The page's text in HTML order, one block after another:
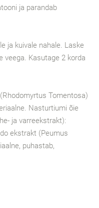
ja parandab
ja kuivale nahale. Laske
veega. Kasutage 2 korda
Tomentosa)
Nasturtiumi õie
ja varreekstrakt):
ekstrakt (Peumus
puhastab,